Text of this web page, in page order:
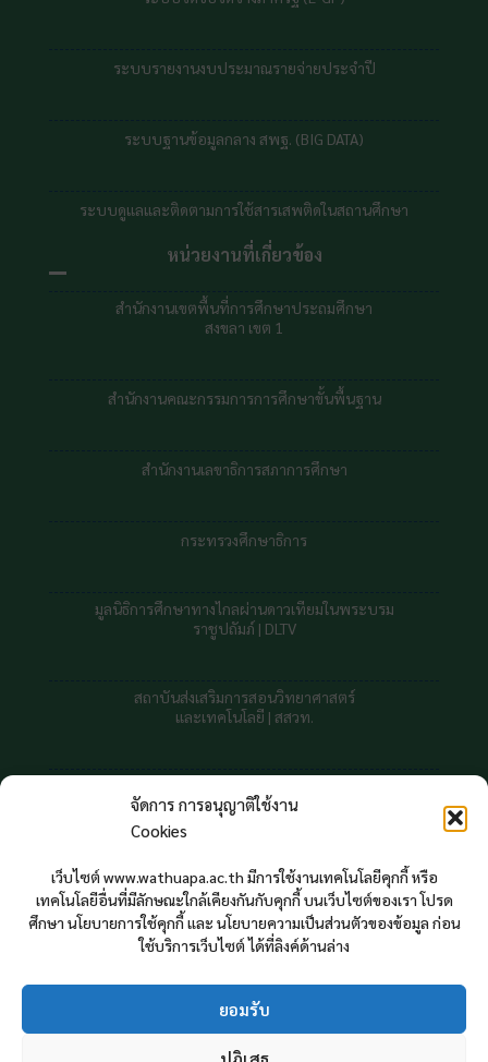
จัดการ การอนุญาติใช้งาน
Cookies
เว็บไซต์ www.wathuapa.ac.th มีการใช้งานเทคโนโลยีคุกกี้ หรือ
เทคโนโลยีอื่นที่มีลักษณะใกล้เคียงกันกับคุกกี้ บนเว็บไซต์ของเรา โปรด
ศึกษา นโยบายการใช้คุกกี้ และ นโยบายความเป็นส่วนตัวของข้อมูล ก่อน
ใช้บริการเว็บไซต์ ได้ที่ลิงค์ด้านล่าง
ยอมรับ
ปฏิเสธ
ระบบรายงานงบประมาณรายจ่ายประจำปี
ระบบฐานข้อมูลกลาง สพฐ. (BIG DATA)
ระบบดูแลและติดตามการใช้สารเสพติดในสถานศึกษา
หน่วยงานที่เกี่ยวข้อง
สำนักงานเขตพื้นที่การศึกษาประถมศึกษา
สงขลา เขต 1
สำนักงานคณะกรรมการการศึกษาขั้นพื้นฐาน
สำนักงานเลขาธิการสภาการศึกษา
กระทรวงศึกษาธิการ
มูลนิธิการศึกษาทางไกลผ่านดาวเทียมในพระบรม
ราชูปถัมภ์ | DLTV
สถาบันส่งเสริมการสอนวิทยาศาสตร์
และเทคโนโลยี | สสวท.
ตั้งแต่ สิงหาคม 2564
645125
Your IP : 216.73.216.79